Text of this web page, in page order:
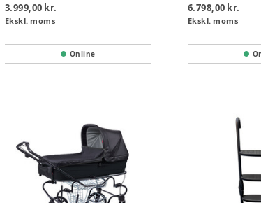
3.999,00 kr.
Ekskl. moms
Online
6.798,00 kr.
Ekskl. moms